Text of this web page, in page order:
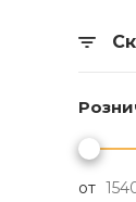
от